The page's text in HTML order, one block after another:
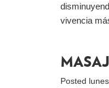
vivencia
Posted